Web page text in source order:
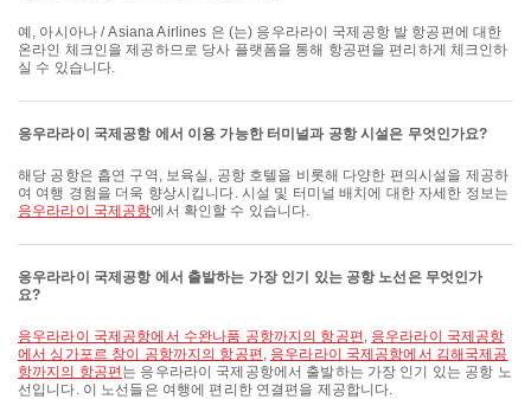
예, 아시아나 / Asiana Airlines 은 (는) 응우라라이 국제공항 발 항공편에 대한
온라인 체크인을 제공하므로 당사 플랫폼을 통해 항공편을 편리하게 체크인하
실 수 있습니다.
응우라라이 국제공항 에서 이용 가능한 터미널과 공항 시설은 무엇인가요?
해당 공항은 흡연 구역, 보육실, 공항 호텔을 비롯해 다양한 편의시설을 제공하
여 여행 경험을 더욱 향상시킵니다. 시설 및 터미널 배치에 대한 자세한 정보는
응우라라이 국제공항에서 확인할 수 있습니다.
응우라라이 국제공항 에서 출발하는 가장 인기 있는 공항 노선은 무엇인가
요?
응우라라이 국제공항에서 수완나품 공항까지의 항공편 , 응우라라이 국제공항
에서 싱가포르 창이 공항까지의 항공편 , 응우라라이 국제공항에서 김해국제공
항까지의 항공편 는 응우라라이 국제공항에서 출발하는 가장 인기 있는 공항 노
선입니다. 이 노선들은 여행에 편리한 연결편을 제공합니다.